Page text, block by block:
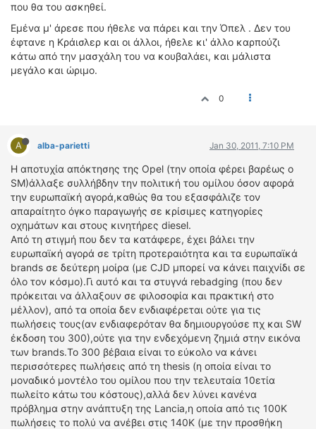
που θα του ασκηθεί.
Εμένα μ' άρεσε που ήθελε να πάρει και την Όπελ . Δεν του
έφτανε η Κράισλερ και οι άλλοι, ήθελε κι' άλλο καρπούζι
κάτω από την μασχάλη του να κουβαλάει, και μάλιστα
μεγάλο και ώριμο.
0
A alba-parietti Jan 30, 2011, 7:10 PM
Η αποτυχία απόκτησης της Opel (την οποία φέρει βαρέως ο
SM)άλλαξε συλλήβδην την πολιτική του ομίλου όσον αφορά
την ευρωπαϊκή αγορά,καθώς θα του εξασφάλιζε τον
απαραίτητο όγκο παραγωγής σε κρίσιμες κατηγορίες
οχημάτων και στους κινητήρες diesel.
Από τη στιγμή που δεν τα κατάφερε, έχει βάλει την
ευρωπαϊκή αγορά σε τρίτη προτεραιότητα και τα ευρωπαϊκά
brands σε δεύτερη μοίρα (με CJD μπορεί να κάνει παιχνίδι σε
όλο τον κόσμο).Γι αυτό και τα στυγνά rebadging (που δεν
πρόκειται να άλλαξουν σε φιλοσοφία και πρακτική στο
μέλλον), από τα οποία δεν ενδιαφέρεται ούτε για τις
πωλήσεις τους(αν ενδιαφερόταν θα δημιουργούσε πχ και SW
έκδοση του 300),ούτε για την ενδεχόμενη ζημιά στην εικόνα
των brands.Το 300 βέβαια είναι το εύκολο να κάνει
περισσότερες πωλήσεις από τη thesis (η οποία είναι το
μοναδικό μοντέλο του ομίλου που την τελευταία 10ετία
πωλείτο κάτω του κόστους),αλλά δεν λύνει κανένα
πρόβλημα στην ανάπτυξη της Lancia,η οποία από τις 100Κ
πωλήσεις το πολύ να ανέβει στις 140Κ (με την προσθήκη